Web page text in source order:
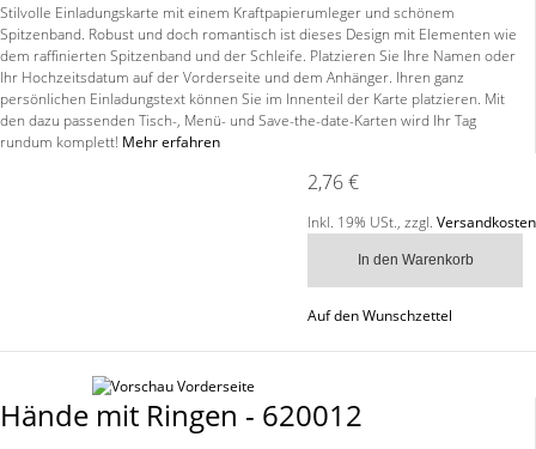
Stilvolle Einladungskarte mit einem Kraftpapierumleger und schönem
Spitzenband. Robust und doch romantisch ist dieses Design mit Elementen wie
dem raffinierten Spitzenband und der Schleife. Platzieren Sie Ihre Namen oder
Ihr Hochzeitsdatum auf der Vorderseite und dem Anhänger. Ihren ganz
persönlichen Einladungstext können Sie im Innenteil der Karte platzieren. Mit
den dazu passenden Tisch-, Menü- und Save-the-date-Karten wird Ihr Tag
rundum komplett! Mehr erfahren
2,76 €
Inkl. 19% USt., zzgl. Versandkosten
In den Warenkorb
Auf den Wunschzettel
Hände mit Ringen - 620012